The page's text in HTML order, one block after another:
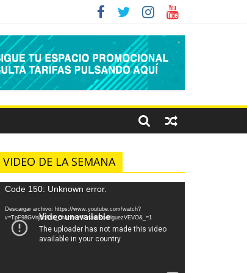
VIDEO DE LA SEMANA
Reproductor
vídeo
Code 150: Unknown error.
Descargar archivo: https://www.youtube.com/watch?
v=TpF98GVnj5o&ab_channel=MiriamRodriguezVEVO&_=1